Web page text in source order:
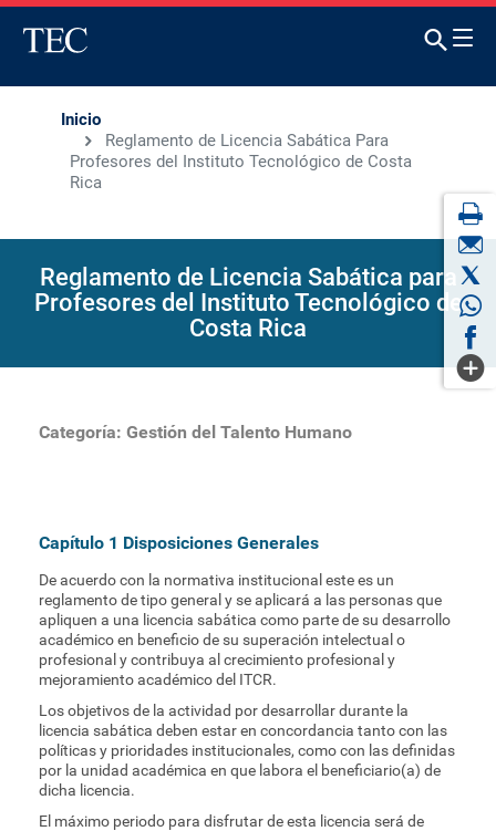
Inicio
Reglamento de Licencia Sabática Para
Profesores del Instituto Tecnológico de Costa
Rica
Reglamento de Licencia Sabática para
Profesores del Instituto Tecnológico de
Costa Rica
Categoría: Gestión del Talento Humano
Capítulo 1 Disposiciones Generales
De acuerdo con la normativa institucional este es un
reglamento de tipo general y se aplicará a las personas que
apliquen a una licencia sabática como parte de su desarrollo
académico en beneficio de su superación intelectual o
profesional y contribuya al crecimiento profesional y
mejoramiento académico del ITCR.
Los objetivos de la actividad por desarrollar durante la
licencia sabática deben estar en concordancia tanto con las
políticas y prioridades institucionales, como con las definidas
por la unidad académica en que labora el beneficiario(a) de
dicha licencia.
El máximo periodo para disfrutar de esta licencia será de